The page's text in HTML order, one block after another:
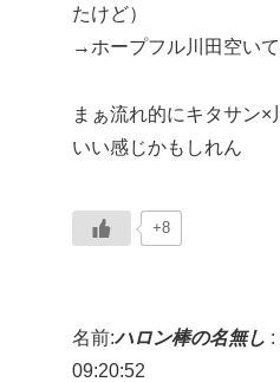
たけど）
→ホープフル川田空い
まぁ流れ的にキタサン
いい感じかもしれん
+8
名前:ハロン棒の名無し :
09:20:52